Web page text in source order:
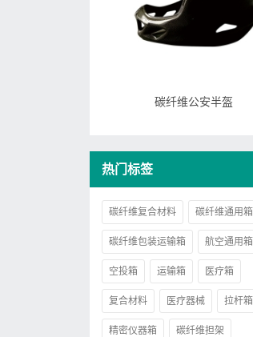
碳纤维公安半盔
热门标签
碳纤维复合材料 碳纤维通用箱
碳纤维包装运输箱 航空通用箱
空投箱 运输箱 医疗箱
复合材料 医疗器械 拉杆箱
精密仪器箱 碳纤维担架